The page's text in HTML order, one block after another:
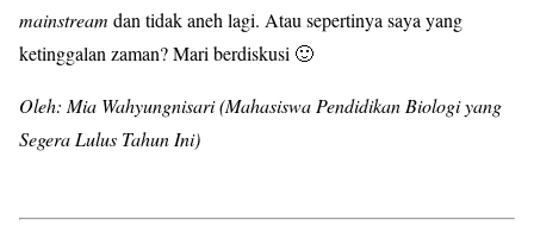
mainstream dan tidak aneh lagi. Atau sepertinya saya yang
ketinggalan zaman? Mari berdiskusi 🙂
Oleh: Mia Wahyungnisari (Mahasiswa Pendidikan Biologi yang
Segera Lulus Tahun Ini)